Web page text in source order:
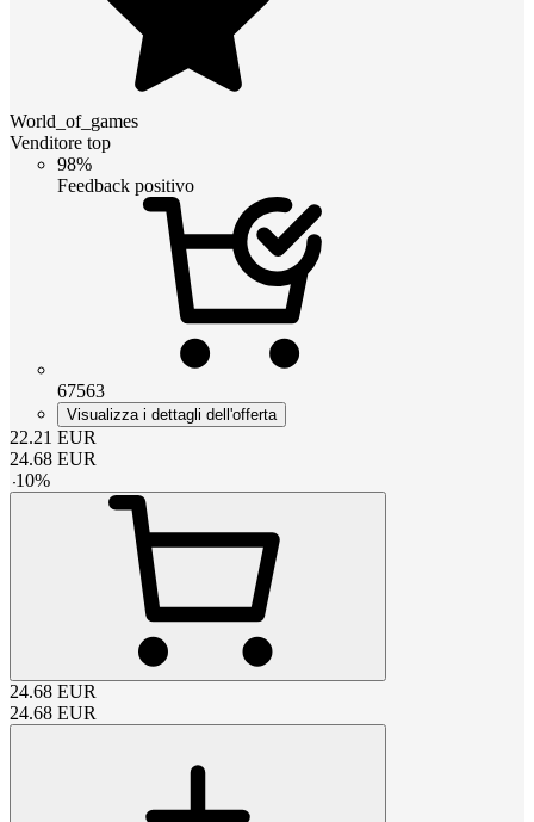
World_of_games
Venditore top
98%
Feedback positivo
67563
Visualizza i dettagli dell'offerta
22.21 EUR
24.68 EUR
-10%
24.68 EUR
24.68 EUR